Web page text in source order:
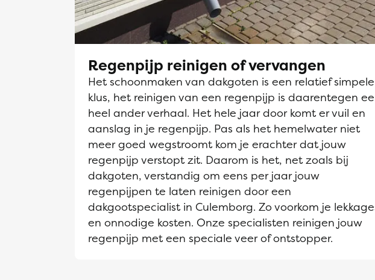
Regenpijp reinigen of vervangen
Het schoonmaken van dakgoten is een relatief simpele
klus, het reinigen van een regenpijp is daarentegen
heel ander verhaal. Het hele jaar door komt er vuil en
aanslag in je regenpijp. Pas als het hemelwater niet
meer goed wegstroomt kom je erachter dat jouw
regenpijp verstopt zit. Daarom is het, net zoals bij
dakgoten, verstandig om eens per jaar jouw
regenpijpen te laten reinigen door een
dakgootspecialist in Culemborg. Zo voorkom je
en onnodige kosten. Onze specialisten reinigen jouw
regenpijp met een speciale veer of ontstopper.